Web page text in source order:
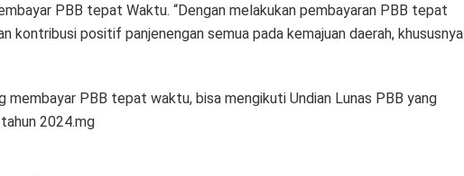
PBB tepat Waktu. “Dengan melakukan pembayaran PBB tepat
kontribusi positif panjenengan semua pada kemajuan daerah, khususnya
membayar PBB tepat waktu, bisa mengikuti Undian Lunas PBB yang
2024.mg